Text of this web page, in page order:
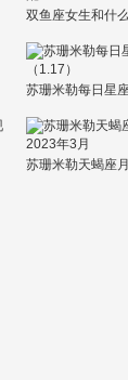
双鱼座女生和什
苏珊米勒每日星
苏珊米勒天蝎座